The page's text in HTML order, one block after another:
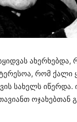
ახერხებდა,
რომ ქალი
სახელს იწერდა.
ოჯახებთან